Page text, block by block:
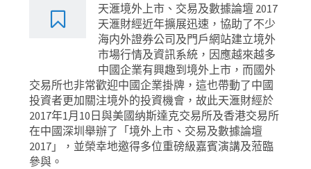
天滙境外上市、交易及數據論壇 2017
天滙財經近年擴展迅速，協助了不少
海内外證券公司及門戶網站建立境外
市場行情及資訊系統，因應越來越多
中國企業有興趣到境外上市，而國外
交易所也非常歡迎中國企業掛牌，這也帶動了中國
投資者更加關注境外的投資機會，故此天滙財經於
2017年1月10日與美國纳斯達克交易所及香港交易所
在中國深圳舉辦了「境外上市、交易及數據論壇
2017」，並榮幸地邀得多位重磅級嘉賓演講及蒞臨
參與。